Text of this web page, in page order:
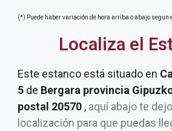
(*) Puede haber variación de hora arriba o abajo segun
Localiza el
Este estanco está situado en
5 de Bergara provincia
postal 20570 , aquí abajo te
localización para que puedas